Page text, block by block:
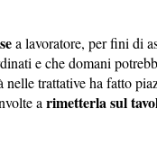
a lavoratore, per fini di
e che domani
trattative ha fatto
a rimetterla sul